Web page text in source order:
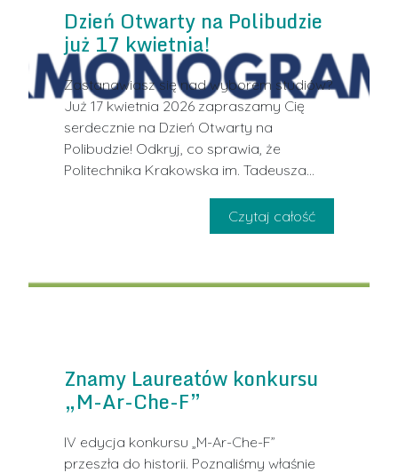
Dzień Otwarty na Polibudzie
już 17 kwietnia!
Zastanawiasz się nad wyborem studiów?
Już 17 kwietnia 2026 zapraszamy Cię
serdecznie na Dzień Otwarty na
Polibudzie! Odkryj, co sprawia, że
Politechnika Krakowska im. Tadeusza
Czytaj całość
Znamy Laureatów konkursu
„M-Ar-Che-F”
IV edycja konkursu „M-Ar-Che-F”
przeszła do historii. Poznaliśmy właśnie